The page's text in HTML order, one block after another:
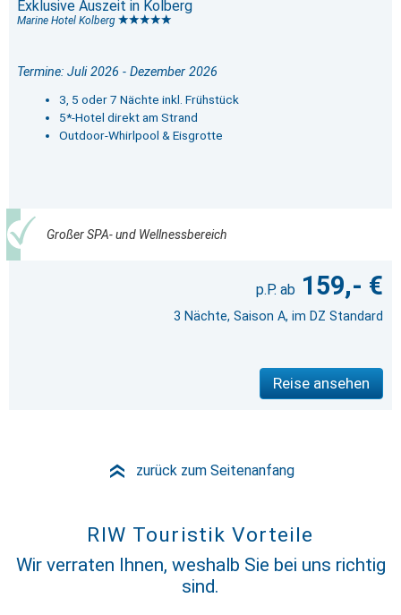
Exklusive Auszeit in Kolberg
Marine Hotel Kolberg
Termine: Juli 2026 - Dezember 2026
3, 5 oder 7 Nächte inkl. Frühstück
5*-Hotel direkt am Strand
Outdoor-Whirlpool & Eisgrotte
Großer SPA- und Wellnessbereich
159,- €
3 Nächte, Saison A, im DZ Standard
Reise ansehen
» zurück zum Seitenanfang
RIW Touristik Vorteile
Wir verraten Ihnen, weshalb Sie bei uns richtig
sind.